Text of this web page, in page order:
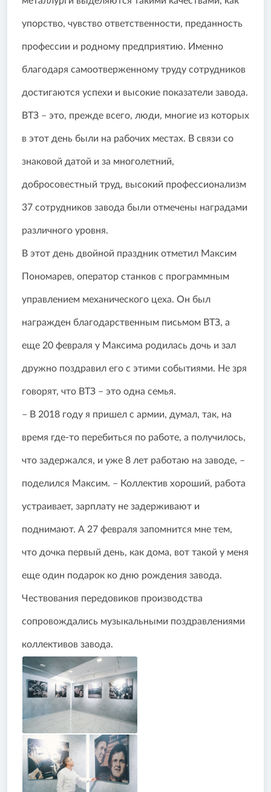
упорство, чувство ответственности, преданность
профессии и родному предприятию. Именно
благодаря самоотверженному труду сотрудников
достигаются успехи и высокие показатели завода.
ВТЗ – это, прежде всего, люди, многие из которых
в этот день были на рабочих местах. В связи со
знаковой датой и за многолетний,
добросовестный труд, высокий профессионализм
37 сотрудников завода были отмечены наградами
различного уровня.
В этот день двойной праздник отметил Максим
Пономарев, оператор станков с программным
управлением механического цеха. Он был
награжден благодарственным письмом ВТЗ, а
еще 20 февраля у Максима родилась дочь и зал
дружно поздравил его с этими событиями. Не зря
говорят, что ВТЗ – это одна семья.
– В 2018 году я пришел с армии, думал, так, на
время где-то перебиться по работе, а получилось,
что задержался, и уже 8 лет работаю на заводе, –
поделился Максим. – Коллектив хороший, работа
устраивает, зарплату не задерживают и
поднимают. А 27 февраля запомнится мне тем,
что дочка первый день, как дома, вот такой у меня
еще один подарок ко дню рождения завода.
Чествования передовиков производства
сопровождались музыкальными поздравлениями
коллективов завода.